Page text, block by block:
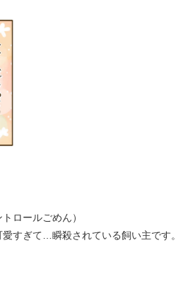
ロールごめん）
すぎて…瞬殺されている飼い主です。